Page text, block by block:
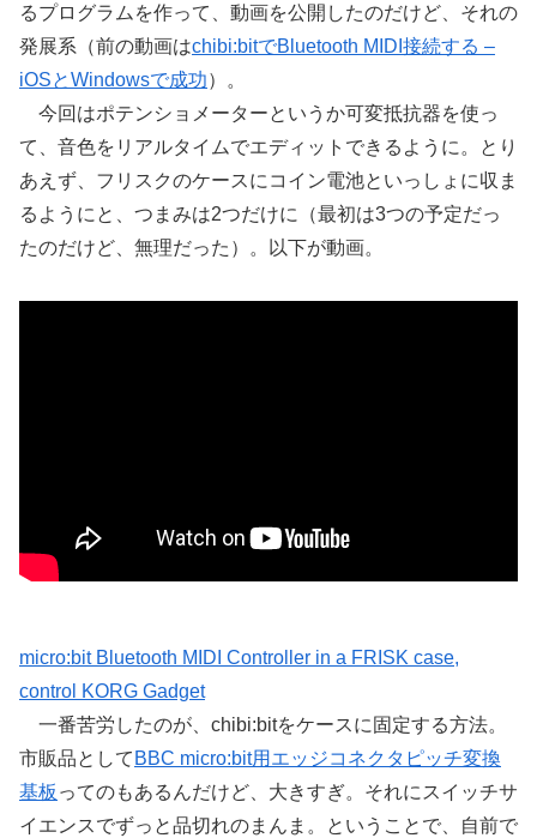
るプログラムを作って、動画を公開したのだけど、それの
発展系（前の動画はchibi:bitでBluetooth MIDI接続する –
iOSとWindowsで成功）。
今回はポテンショメーターというか可変抵抗器を使っ
て、音色をリアルタイムでエディットできるように。とり
あえず、フリスクのケースにコイン電池といっしょに収ま
るようにと、つまみは2つだけに（最初は3つの予定だっ
たのだけど、無理だった）。以下が動画。
micro:bit Bluetooth MIDI Controller in a FRISK case,
control KORG Gadget
一番苦労したのが、chibi:bitをケースに固定する方法。
市販品として BBC micro:bit用エッジコネクタピッチ変換
基板 ってのもあるんだけど、大きすぎ。それにスイッチサ
イエンスでずっと品切れのまんま。ということで、自前で